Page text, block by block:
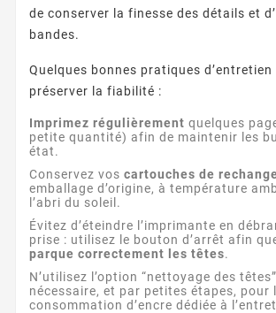
de conserver la finesse des détails et
bandes.
Quelques bonnes pratiques d’entretien
préserver la fiabilité :
Imprimez régulièrement quelques
petite quantité) afin de maintenir les
état.
Conservez vos cartouches de
emballage d’origine, à température
l’abri du soleil.
Évitez d’éteindre l’imprimante en
prise : utilisez le bouton d’arrêt afin
parque correctement les têtes.
N’utilisez l’option “nettoyage des
nécessaire, et par petites étapes, pour
consommation d’encre dédiée à